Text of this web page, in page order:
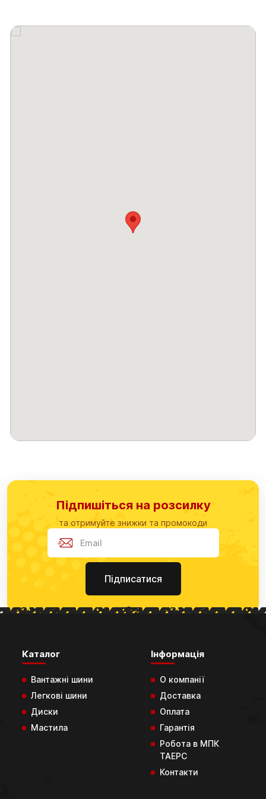
Підпишіться на розсилку
та отримуйте знижки та промокоди
Підписатися
Каталог
Вантажні шини
Легкові шини
Диски
Мастила
Інформація
О компанії
Доставка
Оплата
Гарантія
Робота в МПК
ТАЕРС
Контакти